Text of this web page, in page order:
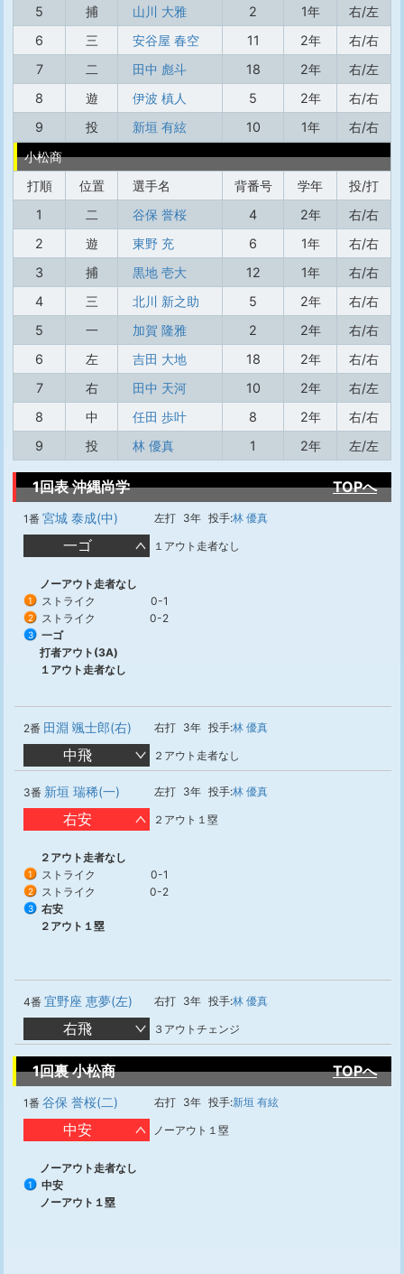
5
捕 山川 大雅 2 1年
右/左
6
三 安谷屋 春空 11 2年
右/右
7
二 田中 彪斗 18 2年
右/左
8
遊 伊波 槙人 5 2年
右/右
9
投 新垣 有絃 10 1年
右/右
小松商
打順
位置 選手名 背番号 学年
投/打
1
二 谷保 誉桜 4 2年
右/右
2
遊 東野 充 6 1年
右/右
3
捕 黒地 壱大 12 1年
右/右
4
三 北川 新之助 5 2年
右/右
5
一 加賀 隆雅 2 2年
右/右
6
左 吉田 大地 18 2年
右/右
7
右 田中 天河 10 2年
右/左
8
中 任田 歩叶 8 2年
右/右
9
投 林 優真 1 2年 左/左
1回表 沖縄尚学 TOPへ
1番 宮城 泰成(中) 左打 3年 投手:林 優真
一ゴ １アウト走者なし
ノーアウト走者なし
1 ストライク 0-1
2 ストライク 0-2
3
一ゴ
打者アウト(3A)
１アウト走者なし
2番 田淵 颯士郎(右) 右打 3年 投手:林 優真
中飛 ２アウト走者なし
3番 新垣 瑞稀(一) 左打 3年 投手:林 優真
右安 ２アウト１塁
２アウト走者なし
1 ストライク 0-1
2 ストライク 0-2
3
右安
２アウト１塁
4番 宜野座 恵夢(左) 右打 3年 投手:林 優真
右飛 ３アウトチェンジ
1回裏 小松商 TOPへ
1番 谷保 誉桜(二) 右打 3年 投手:新垣 有絃
中安 ノーアウト１塁
ノーアウト走者なし
1
中安
ノーアウト１塁